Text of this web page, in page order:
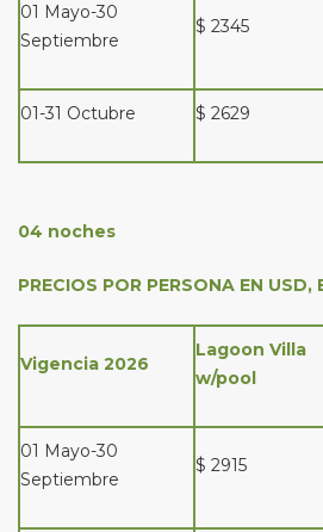
01 Mayo-30
Septiembre
$ 2345
01-31 Octubre $ 2629
04 noches
PRECIOS POR PERSONA EN USD,
Vigencia 2026
Lagoon Villa
w/pool
01 Mayo-30
Septiembre
$ 2915